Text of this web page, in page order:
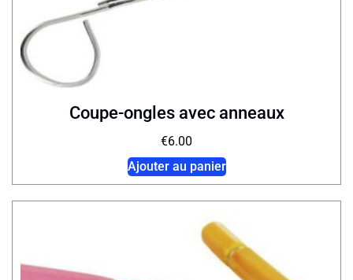
Coupe-ongles avec anneaux
€6.00
Ajouter au panier